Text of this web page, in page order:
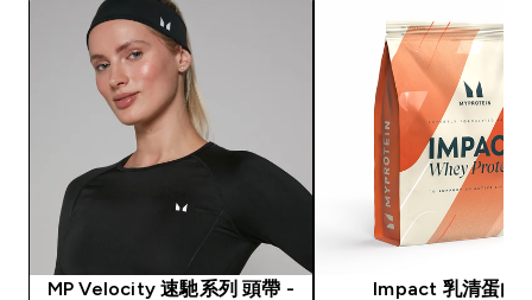
MP Velocity 速馳系列 頭帶 -
Impact 乳清蛋白